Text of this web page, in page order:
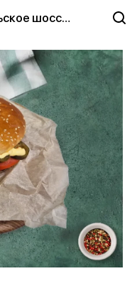
г.Пушкин Красносельское шоссе 2